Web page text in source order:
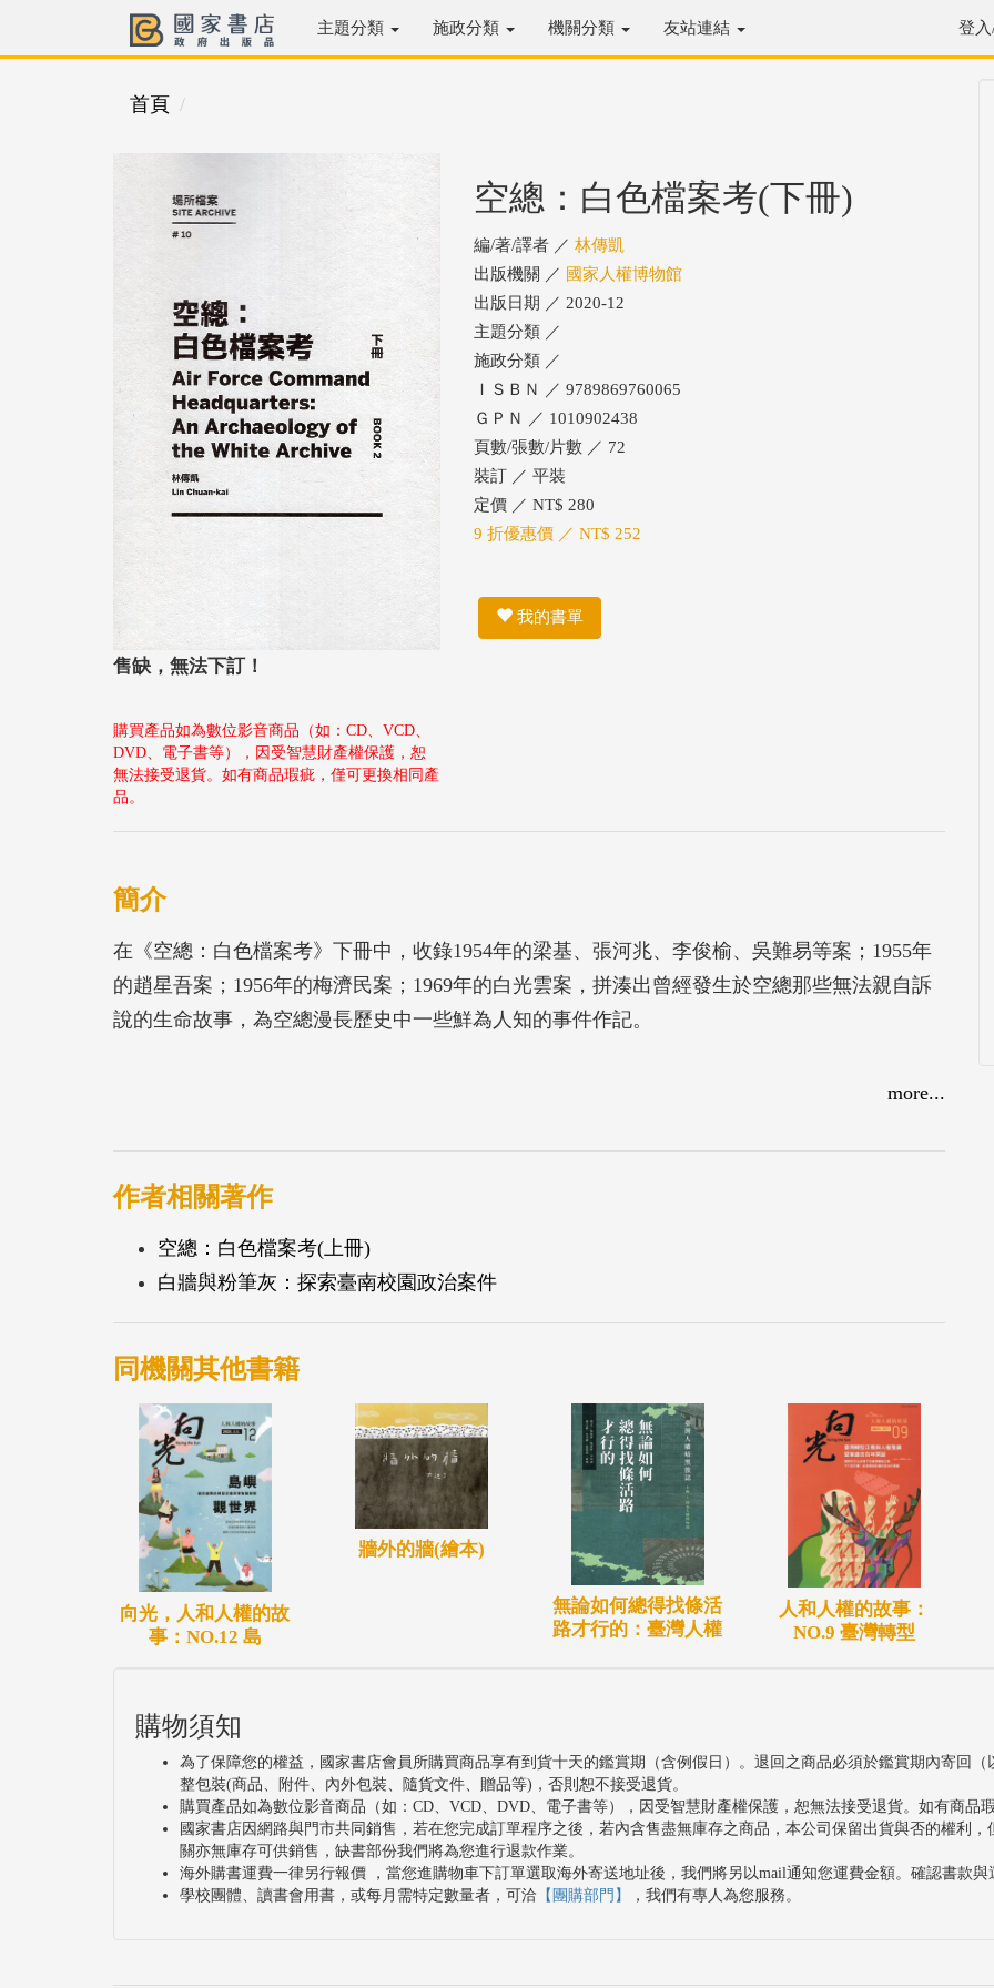
主題分類 施政分類 機關分類 友站連結 登
首頁
售缺，無法下訂！
購買產品如為數位影音商品（如：CD、VCD、
DVD、電子書等），因受智慧財產權保護，恕
無法接受退貨。如有商品瑕疵，僅可更換相同產
品。
空總：白色檔案考(下冊)
編/著/譯者 ／ 林傳凱
出版機關 ／ 國家人權博物館
出版日期 ／ 2020-12
主題分類 ／
施政分類 ／
ＩＳＢＮ ／ 9789869760065
ＧＰＮ ／ 1010902438
頁數/張數/片數 ／ 72
裝訂 ／ 平裝
定價 ／ NT$ 280
9 折優惠價 ／ NT$ 252
我的書單
簡介
在《空總：白色檔案考》下冊中，收錄1954年的梁基、張河兆、李俊榆、吳難易等案；1955年
的趙星吾案；1956年的梅濟民案；1969年的白光雲案，拼湊出曾經發生於空總那些無法親自訴
說的生命故事，為空總漫長歷史中一些鮮為人知的事件作記。
more...
作者相關著作
空總：白色檔案考(上冊)
白牆與粉筆灰：探索臺南校園政治案件
同機關其他書籍
向光，人和人權的故
事：NO.12 島
牆外的牆(繪本)
無論如何總得找條活
路才行的：臺灣人權
人和人權的故事：
NO.9 臺灣轉型
購物須知
為了保障您的權益，國家書店會員所購買商品享有到貨十天的鑑賞期（含例假日）。退回之商品必須於鑑賞期內寄回
整包裝(商品、附件、內外包裝、隨貨文件、贈品等)，否則恕不接受退貨。
購買產品如為數位影音商品（如：CD、VCD、DVD、電子書等），因受智慧財產權保護，恕無法接受退貨。如有商品
國家書店因網路與門市共同銷售，若在您完成訂單程序之後，若內含售盡無庫存之商品，本公司保留出貨與否的權利
關亦無庫存可供銷售，缺書部份我們將為您進行退款作業。
海外購書運費一律另行報價 ，當您進購物車下訂單選取海外寄送地址後，我們將另以mail通知您運費金額。確認書款
學校團體、讀書會用書，或每月需特定數量者，可洽 【團購部門】 ，我們有專人為您服務。